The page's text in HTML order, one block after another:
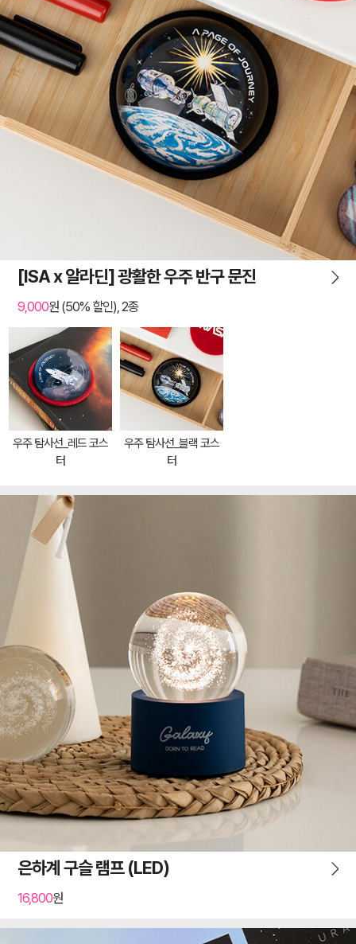
[ISA x 알라딘] 광활한 우주 반구 문진
9,000원 (50% 할인), 2종
우주 탐사선_레드 코스
터
우주 탐사선_블랙 코스
터
은하계 구슬 램프 (LED)
16,800원